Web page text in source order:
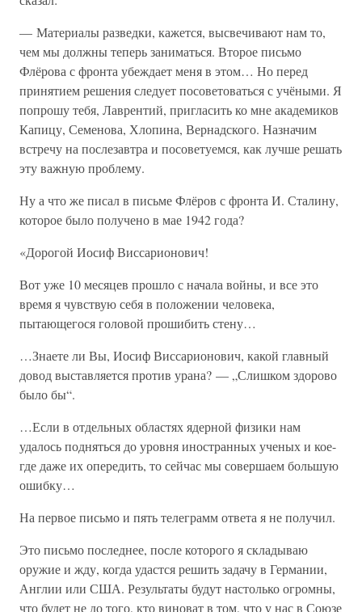
— Материалы разведки, кажется, высвечивают нам то,
чем мы должны теперь заниматься. Второе письмо
Флёрова с фронта убеждает меня в этом… Но перед
принятием решения следует посоветоваться с учёными. Я
попрошу тебя, Лаврентий, пригласить ко мне академиков
Капицу, Семенова, Хлопина, Вернадского. Назначим
встречу на послезавтра и посоветуемся, как лучше решать
эту важную проблему.
Ну а что же писал в письме Флёров с фронта И. Сталину,
которое было получено в мае 1942 года?
«Дорогой Иосиф Виссарионович!
Вот уже 10 месяцев прошло с начала войны, и все это
время я чувствую себя в положении человека,
пытающегося головой прошибить стену…
…Знаете ли Вы, Иосиф Виссарионович, какой главный
довод выставляется против урана? — „Слишком здорово
было бы“.
…Если в отдельных областях ядерной физики нам
удалось подняться до уровня иностранных ученых и кое-
где даже их опередить, то сейчас мы совершаем большую
ошибку…
На первое письмо и пять телеграмм ответа я не получил.
Это письмо последнее, после которого я складываю
оружие и жду, когда удастся решить задачу в Германии,
Англии или США. Результаты будут настолько огромны,
что будет не до того, кто виноват в том, что у нас в Союзе